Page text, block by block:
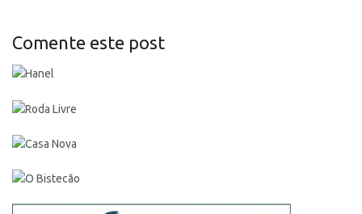
Comente este post